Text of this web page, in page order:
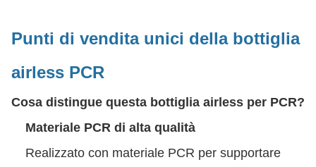
Punti di vendita unici della bottiglia
airless PCR
Cosa distingue questa bottiglia airless per PCR?
Materiale PCR di alta qualità
Realizzato con materiale PCR per supportare